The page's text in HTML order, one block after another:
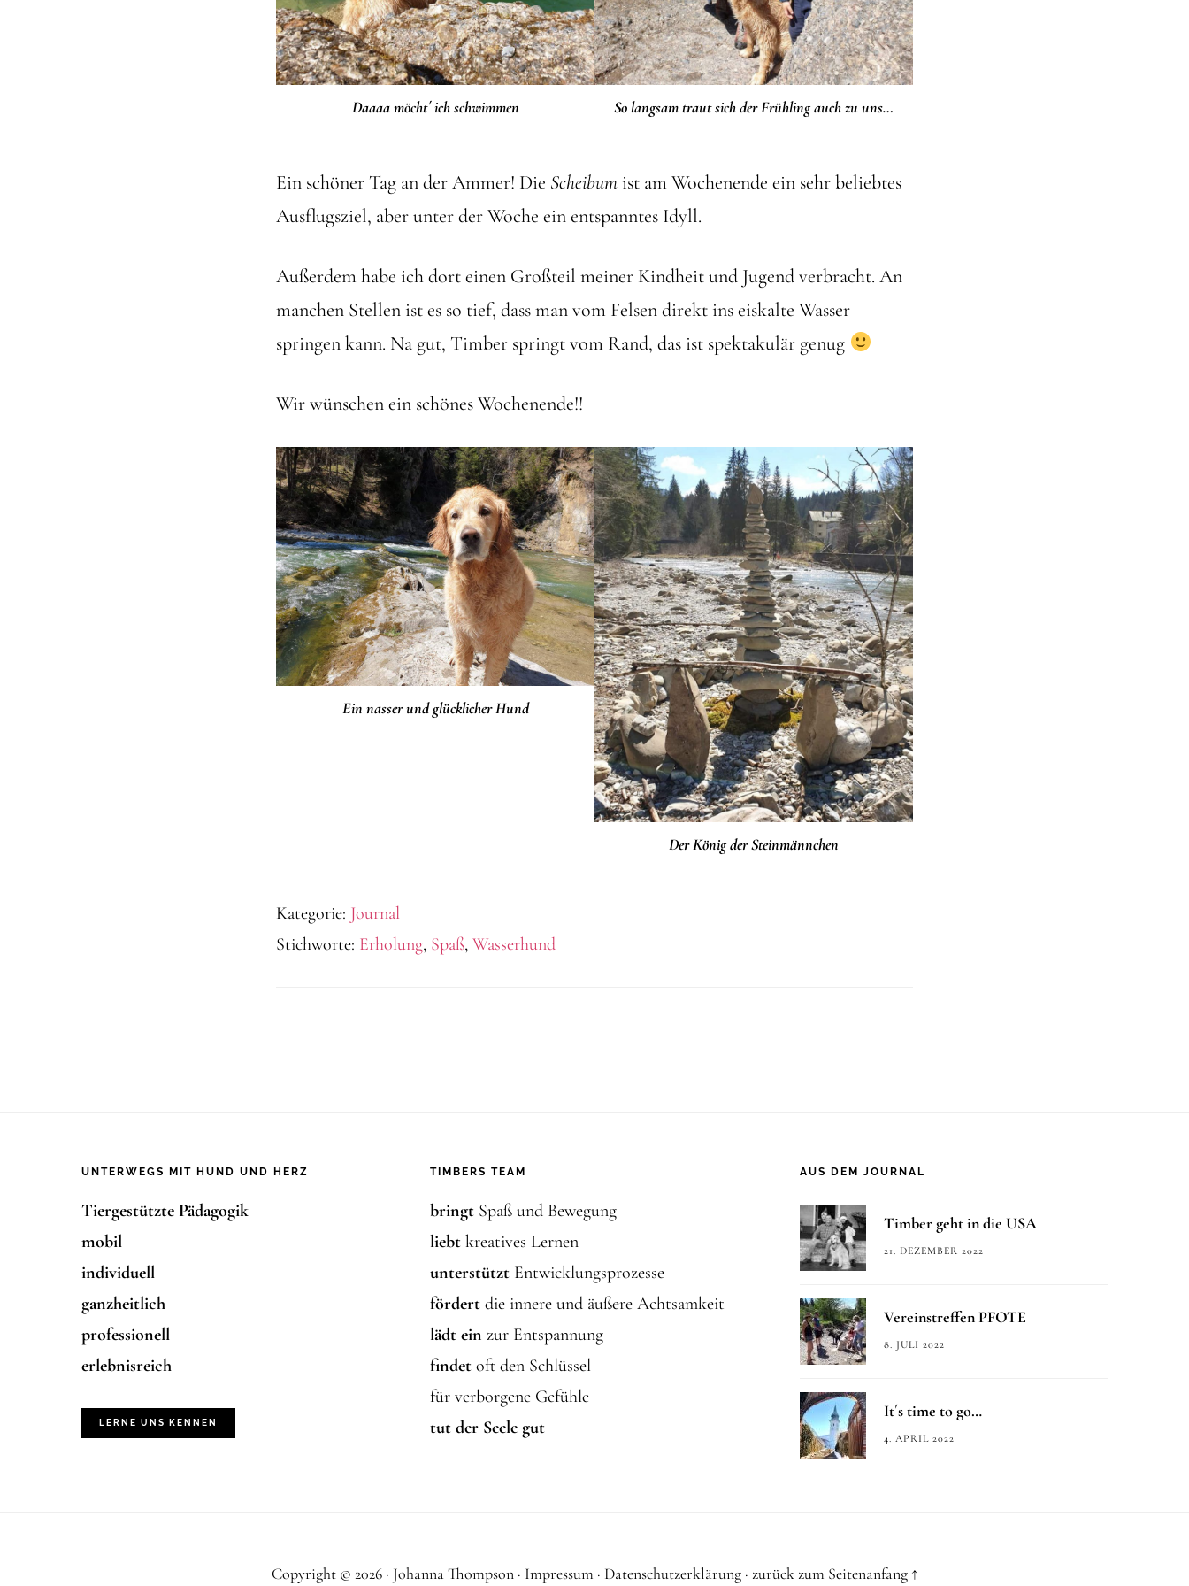
Daaaa möcht´ ich schwimmen So langsam traut sich der Frühling auch zu uns…
Ein schöner Tag an der Ammer! Die Scheibum ist am Wochenende ein sehr beliebtes
Ausflugsziel, aber unter der Woche ein entspanntes Idyll.
Außerdem habe ich dort einen Großteil meiner Kindheit und Jugend verbracht. An
manchen Stellen ist es so tief, dass man vom Felsen direkt ins eiskalte Wasser
springen kann. Na gut, Timber springt vom Rand, das ist spektakulär genug
Wir wünschen ein schönes Wochenende!!
Ein nasser und glücklicher Hund
Der König der Steinmännchen
Kategorie: Journal
Stichworte: Erholung, Spaß, Wasserhund
UNTERWEGS MIT HUND UND HERZ
Tiergestützte Pädagogik
mobil
individuell
ganzheitlich
professionell
erlebnisreich
LERNE UNS KENNEN
TIMBERS TEAM
bringt Spaß und Bewegung
liebt kreatives Lernen
unterstützt Entwicklungsprozesse
fördert die innere und äußere Achtsamkeit
lädt ein zur Entspannung
findet oft den Schlüssel
für verborgene Gefühle
tut der Seele gut
AUS DEM JOURNAL
Timber geht in die USA
21. DEZEMBER 2022
Vereinstreffen PFOTE
8. JULI 2022
It´s time to go…
4. APRIL 2022
Copyright © 2026 · Johanna Thompson· Impressum · Datenschutzerklärung· zurück zum Seitenanfang ↑